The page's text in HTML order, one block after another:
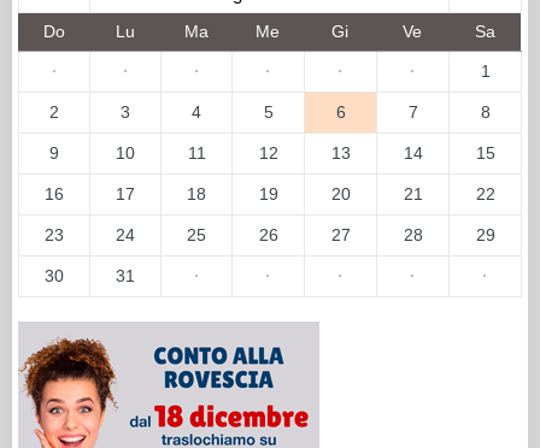
Do Lu Ma Me Gi Ve Sa
· · · · · · 1
2 3 4 5 6 7 8
9 10 11 12 13 14 15
16 17 18 19 20 21 22
23 24 25 26 27 28 29
30 31 · · · · ·